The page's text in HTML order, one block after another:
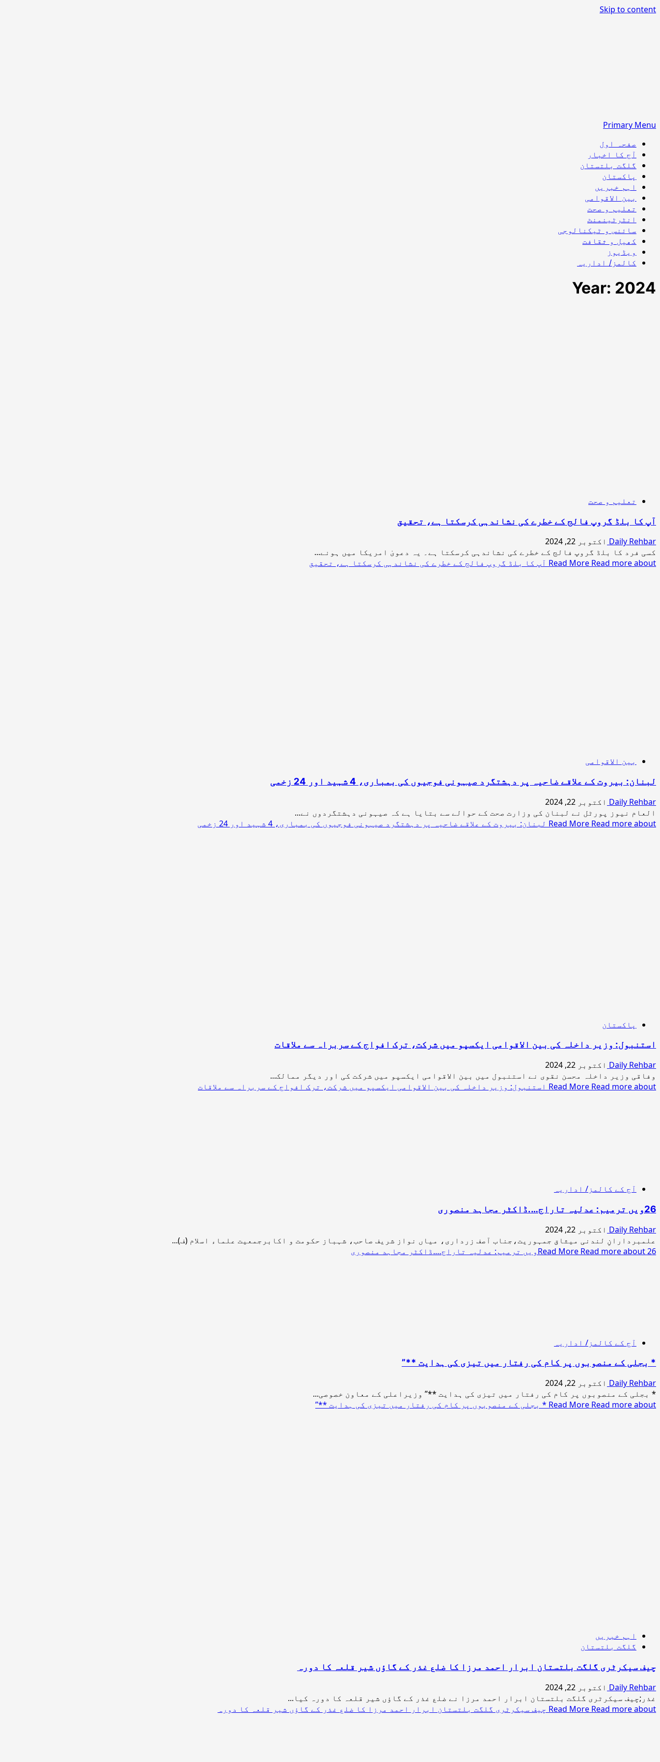
Skip to content
Primary Menu
صفحہ اول
آج کا اخبار
گلگت بلتستان
پاکستان
اہم خبریں
بین الاقوامی
تعلیم و صحت
انٹرٹینمنٹ
سائنس و ٹیکنالوجی
کھیل و ثقافت
ویڈیوز
کالمز/ اداریہ
Year: 2024
تعلیم و صحت
آپ کا بلڈ گروپ فالج کے خطرے کی نشاندہی کرسکتا ہے، تحقیق
Daily Rehbar اکتوبر 22, 2024
کسی فرد کا بلڈ گروپ فالج کے خطرے کی نشاندہی کرسکتا ہے۔ یہ دعویٰ امریکا میں ہونے...
Read More Read more about آپ کا بلڈ گروپ فالج کے خطرے کی نشاندہی کرسکتا ہے، تحقیق
بین الاقوامی
لبنان: بیروت کے علاقے ضاحیہ پر دہشتگرد صیہونی فوجیوں کی بمباری، 4 شہید اور 24 زخمی
Daily Rehbar اکتوبر 22, 2024
العام نیوز پورٹل نے لبنان کی وزارت صحت کے حوالے سے بتایا ہے کہ صیہونی دہشتگردوں نے...
Read More Read more about لبنان: بیروت کے علاقے ضاحیہ پر دہشتگرد صیہونی فوجیوں کی بمباری، 4 شہید اور 24 زخمی
پاکستان
استنبول: وزیر داخلہ کی بین الاقوامی ایکسپو میں شرکت، ترک افواج کے سربراہ سے ملاقات
Daily Rehbar اکتوبر 22, 2024
وفاقی وزیر داخلہ محسن نقوی نے استنبول میں بین الاقوامی ایکسپو میں شرکت کی اور دیگر ممالک...
Read More Read more about استنبول: وزیر داخلہ کی بین الاقوامی ایکسپو میں شرکت، ترک افواج کے سربراہ سے ملاقات
آج کے کالمز/ اداریہ
26ویں ترمیم: عدلیہ تاراج….ڈاکٹر مجاہد منصوری
Daily Rehbar اکتوبر 22, 2024
علمبردارانِ لندنی میثاق جمہوریت،جناب آصف زرداری، میاں نواز شریف صاحب، شہباز حکومت و اکابرجمعیت علماء اسلام (ف)...
Read More Read more about 26ویں ترمیم: عدلیہ تاراج….ڈاکٹر مجاہد منصوری
آج کے کالمز/ اداریہ
* بجلی کے منصوبوں پر کام کی رفتار میں تیزی کی ہدایت **”
Daily Rehbar اکتوبر 22, 2024
* بجلی کے منصوبوں پر کام کی رفتار میں تیزی کی ہدایت **” وزیراعلی کے معاون خصوصی...
Read More Read more about * بجلی کے منصوبوں پر کام کی رفتار میں تیزی کی ہدایت **”
اہم خبریں
گلگت بلتستان
چیف سیکرٹری گلگت بلتستان ابرار احمد مرزا کا ضلع غذر کے گاؤں شیر قلعہ کا دورہ
Daily Rehbar اکتوبر 22, 2024
غذر;چیف سیکرٹری گلگت بلتستان ابرار احمد مرزا نے ضلع غذر کے گاؤں شیر قلعہ کا دورہ کیا...
Read More Read more about چیف سیکرٹری گلگت بلتستان ابرار احمد مرزا کا ضلع غذر کے گاؤں شیر قلعہ کا دورہ